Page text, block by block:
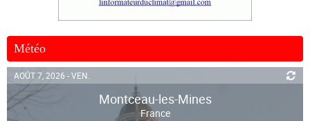
Météo
AOÛT 7, 2026 - VEN.
Montceau-les-Mines
France